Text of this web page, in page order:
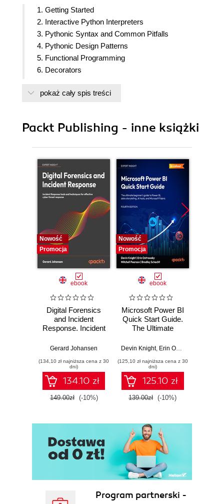
1. Getting Started
2. Interactive Python Interpreters
3. Pythonic Syntax and Common Pitfalls
4. Pythonic Design Patterns
5. Functional Programming
6. Decorators
8. Metaclasses
11. Debugging
14. Multiprocessing
15. Scientific Python and Plotting
16. Artificial Intelligence
17. Extensions in C/C++, System Calls, and
C/C++ Libraries
18. Packaging
pokaż cały spis treści
Packt Publishing - inne książki
Nowość
Promocja
ebook
Digital Forensics
and Incident
Response. Incident
and techniques for
threat response -
Fourth Edition
Gerard Johansen
(134,10 zł najniższa cena z 30
dni)
134.10 zł
149.00zł (-10%)
Nowość
Promocja
ebook
Microsoft Power BI
Quick Start Guide.
The Ultimate
to Power BI, Data
Tools, and
Microsoft Fabric -
Fourth Edition
Devin Knight, Erin Ostrowsky
(125,10 zł najniższa cena z 30
dni)
125.10 zł
139.00zł (-10%)
Program partnerski -